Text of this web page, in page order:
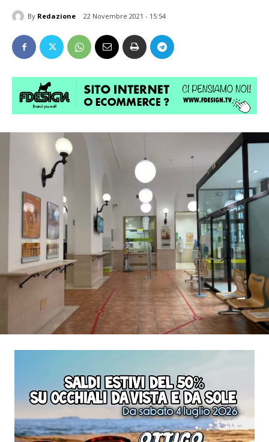
By Redazione 22 Novembre 2021 - 15:54